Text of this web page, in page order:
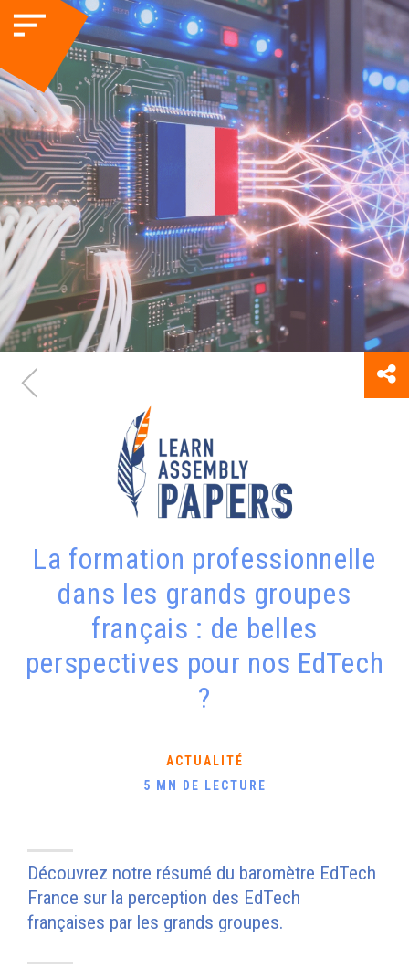
La formation professionnelle
dans les grands groupes
français : de belles
perspectives pour nos EdTech
?
ACTUALITÉ
5 MN DE LECTURE
Découvrez notre résumé du baromètre EdTech
France sur la perception des EdTech
françaises par les grands groupes.